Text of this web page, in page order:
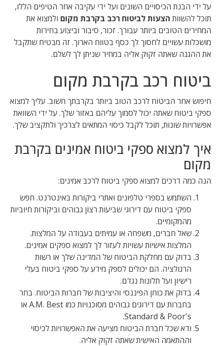
על ידי הבנת הכיסויים השונים ועל ידי עקיבה אחר הטיפים הללו,
תוכל להשוות הצעות לביטוח רכב בקרבת מקום ולמצוא את
המחירים הטובים ביותר עבורך. זכור, סיבור וביצוע בחירות
מושכלות עשויים לחסוך לך כסף בטווח הארוך. זה מבטיח שתקבל
את ההגנה שאתה זקוק אליה במחיר שניתן לך לשלם.
ביטוח רכב בקרבת מקום
חיפוש אחר הביטוח לרכב הטוב ביותר בקרבתך חשוב. עליך למצוא
ספקי ביטוח שאתה יכול לסמוך עליהם באזור שלך. על ידי השוואת
אפשרויות שונות, תוכל לקבל כיסוי המתאים לצרכיך ולתקציב שלך.
איך למצוא ספקי ביטוח אמינים בקרבת
מקום
הנה כמה דרכים למצוא ספקי ביטוח לרכב אמינים:
השתמש בספרי טלפונים ואתרי ביקורות באינטרנט. חפש
ספקי ביטוח עם דירוגי שביעות רצון גבוהים וביקורות חיוביות
מהמקומיים.
שאל חברים, משפחה או עמיתים בעבודה על המלצות.
המלצות אישיות עשויות לעזור לך למצוא ספקים אמינים.
בדוק עם מחלקת הביטוח של המדינה שלך או רשות
הרגולציה. הם יכולים לספק מידע על ספקי ביטוח בעלי
רישיון ועל תלונות נגדם.
בדוק את כוחן הפיננסי והיציבות של חברות הביטוח. בחר
בחברות עם דירוגים גבוהים מסוכנויות כמו A.M. Best או
Standard & Poor's.
ודא שכל חברת הביטוח מציעה את האפשרויות לכיסוי
וההתאמה האישית שאתה זקוק אליה.